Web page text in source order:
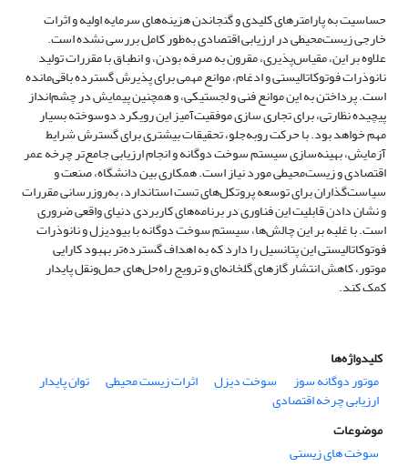
حساسیت به پارامترهای کلیدی و گنجاندن هزینه‌های سرمایه اولیه و اثرات
خارجی زیست‌محیطی در ارزیابی اقتصادی به‌طور کامل بررسی نشده است.
علاوه بر این، مقیاس‌پذیری، مقرون به صرفه بودن، و انطباق با مقررات تولید
نانوذرات فوتوکاتالیستی و ادغام، موانع مهمی برای پذیرش گسترده باقی‌مانده
‌است. پرداختن به این موانع فنی و لجستیکی، و همچنین پیمایش در چشم‌انداز
پیچیده نظارتی، برای تجاری سازی موفقیت‌آمیز این رویکرد دوسوخته بسیار
مهم خواهد بود. با حرکت رو‌به‌جلو، تحقیقات بیشتری برای گسترش شرایط
آزمایش، بهینه‌سازی سیستم سوخت دوگانه و انجام ارزیابی جامع‌تر چرخه عمر
اقتصادی و زیست‌محیطی مورد نیاز است. همکاری بین دانشگاه، صنعت و
سیاست‌گذاران برای توسعه پروتکل‌های تست استاندارد، به‌روزرسانی مقررات
و نشان دادن قابلیت این فناوری در برنامه‌های کاربردی دنیای واقعی ضروری
است. با غلبه بر این چالش‌ها، سیستم سوخت دوگانه با بیودیزل و نانوذرات
فوتوکاتالیستی این پتانسیل را دارد که به اهداف گسترده‌تر بهبود کارایی
موتور، کاهش انتشار گازهای گلخانه‌ای و ترویج راه‌حل‌های حمل‌ونقل پایدار
کمک کند.
کلیدواژه‌ها
موتور دوگانه سوز
سوخت دیزل اثرات زیست محیطی توان پایدار
ارزیابی چرخه اقتصادی
موضوعات
سوخت های زیستی